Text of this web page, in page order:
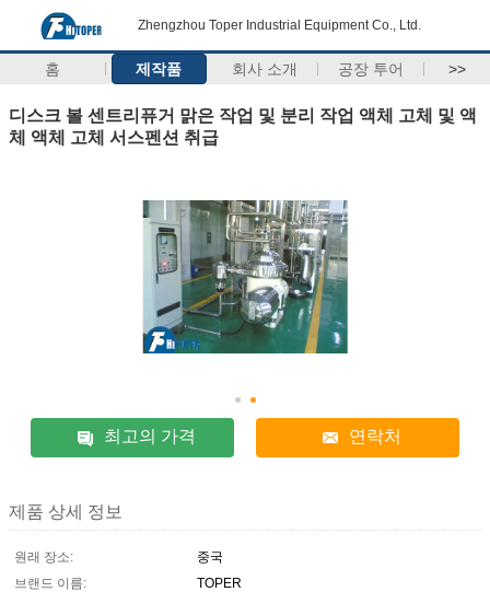
Zhengzhou Toper Industrial Equipment Co., Ltd.
홈 제작품 회사 소개 공장 투어 >>
디스크 볼 센트리퓨거 맑은 작업 및 분리 작업 액체 고체 및 액
체 액체 고체 서스펜션 취급
최고의 가격 연락처
제품 상세 정보
원래 장소:
중국
브랜드 이름:
TOPER